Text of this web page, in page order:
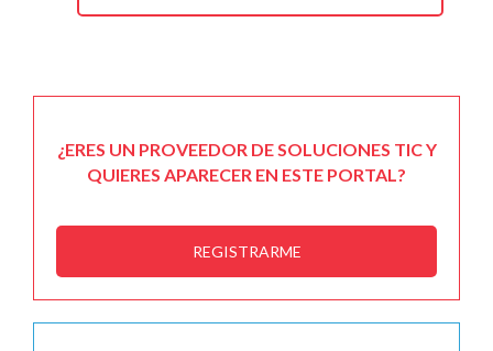
¿ERES UN PROVEEDOR DE SOLUCIONES TIC Y
QUIERES APARECER EN ESTE PORTAL?
REGISTRARME